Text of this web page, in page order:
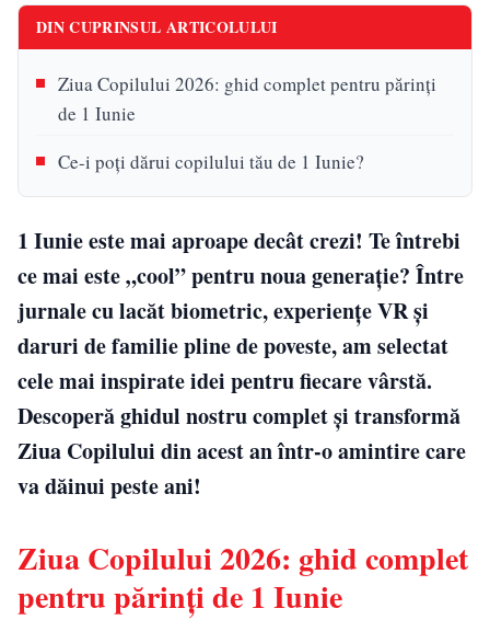
DIN CUPRINSUL ARTICOLULUI
Ziua Copilului 2026: ghid complet pentru părinți
de 1 Iunie
Ce-i poți dărui copilului tău de 1 Iunie?
1 Iunie este mai aproape decât crezi! Te întrebi
ce mai este „cool” pentru noua generație? Între
jurnale cu lacăt biometric, experiențe VR și
daruri de familie pline de poveste, am selectat
cele mai inspirate idei pentru fiecare vârstă.
Descoperă ghidul nostru complet și transformă
Ziua Copilului din acest an într-o amintire care
va dăinui peste ani!
Ziua Copilului 2026: ghid complet
pentru părinți de 1 Iunie